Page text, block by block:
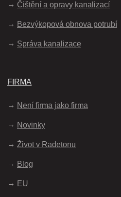
Čištění a opravy kanalizací
Bezvýkopová obnova potrubí
Správa kanalizace
FIRMA
Není firma jako firma
Novinky
Život v Radetonu
Blog
EU